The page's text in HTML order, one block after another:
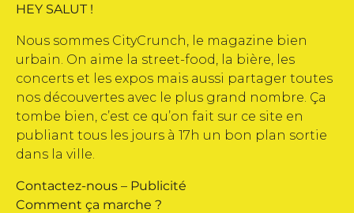
HEY SALUT !
Nous sommes CityCrunch, le magazine bien
urbain. On aime la street-food, la bière, les
concerts et les expos mais aussi partager toutes
nos découvertes avec le plus grand nombre. Ça
tombe bien, c’est ce qu’on fait sur ce site en
publiant tous les jours à 17h un bon plan sortie
dans la ville.
Contactez-nous – Publicité
Comment ça marche ?